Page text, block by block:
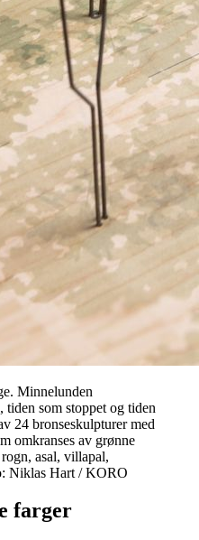
Minnelunden
som stoppet og tiden
24 bronseskulpturer med
omkranses av grønne
asal, villapal,
Niklas Hart / KORO
farger